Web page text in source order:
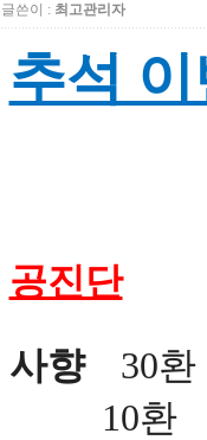
글쓴이 : 최고관리자
추석
공진단
사향
30
10